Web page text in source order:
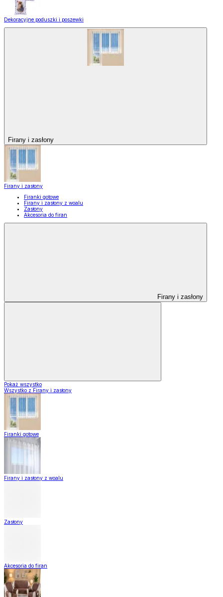
Dekoracyjne poduszki i poszewki
Firany i zasłony
Firany i zasłony
Firanki gotowe
Firany i zasłony z woalu
Zasłony
Akcesoria do firan
Firany i zasłony
Pokaż wszystko
Wszystko z Firany i zasłony
Firanki gotowe
Firany i zasłony z woalu
Zasłony
Akcesoria do firan